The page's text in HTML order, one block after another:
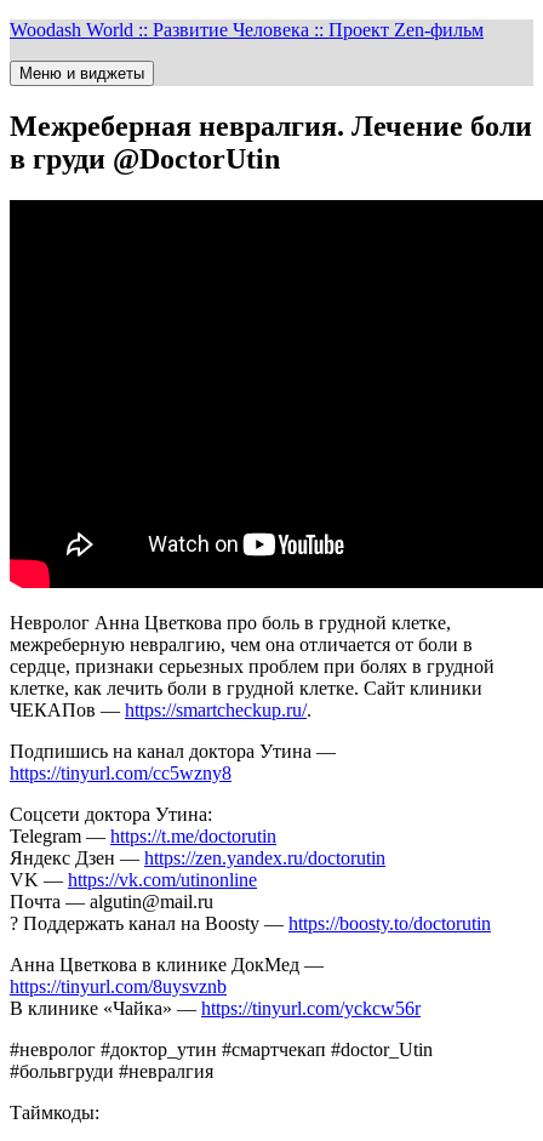
Перейти
содержимому
Woodash World :: Развитие Человека :: Проект Zen-фильм
Меню и виджеты
Межреберная невралгия. Лечение боли
в груди @DoctorUtin
Невролог Анна Цветкова про боль в грудной клетке,
межреберную невралгию, чем она отличается от боли в
сердце, признаки серьезных проблем при болях в грудной
клетке, как лечить боли в грудной клетке. Сайт клиники
ЧЕКАПов — https://smartcheckup.ru/.
Подпишись на канал доктора Утина —
https://tinyurl.com/cc5wzny8
Соцсети доктора Утина:
Telegram — https://t.me/doctorutin
Яндекс Дзен — https://zen.yandex.ru/doctorutin
VK — https://vk.com/utinonline
Почта — algutin@mail.ru
? Поддержать канал на Boosty — https://boosty.to/doctorutin
Анна Цветкова в клинике ДокМед —
https://tinyurl.com/8uysvznb
В клинике «Чайка» — https://tinyurl.com/yckcw56r
#невролог #доктор_утин #смартчекап #doctor_Utin
#больвгруди #невралгия
Таймкоды: